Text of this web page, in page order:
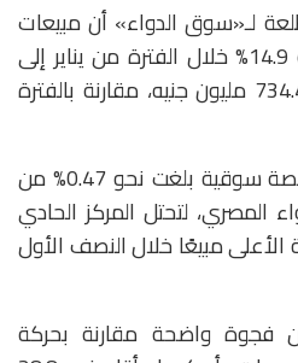
لـ«سوق الدواء» أن مبيعات
«أوركيديا» انخفضت بنسبة 14.9% خلال الفترة من يناير إلى
يونيو 2026، لتسجل نحو 734.4 مليون جنيه، مقارنة بالفترة
واستحوذت الشركة على حصة سوقية بلغت نحو 0.47% من
المصري، لتحتل المركز الحادي
الأعلى مبيعًا خلال النصف الأول
فجوة واضحة مقارنة بحركة